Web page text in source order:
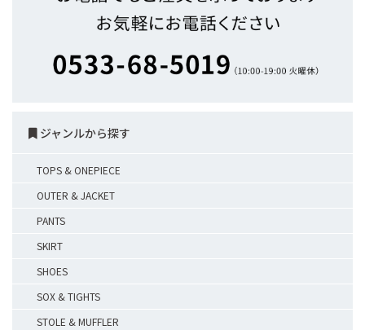
ジャンルから探す
TOPS & ONEPIECE
OUTER & JACKET
PANTS
SKIRT
SHOES
SOX & TIGHTS
STOLE & MUFFLER